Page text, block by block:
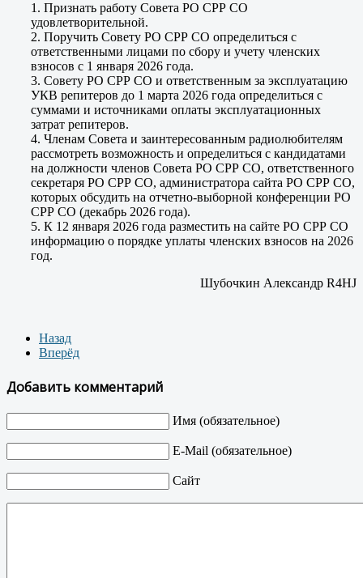
1. Признать работу Совета РО СРР СО
удовлетворительной.
2. Поручить Совету РО СРР СО определиться с
ответственными лицами по сбору и учету членских
взносов с 1 января 2026 года.
3. Совету РО СРР СО и ответственным за эксплуатацию
УКВ репитеров до 1 марта 2026 года определиться с
суммами и источниками оплаты эксплуатационных
затрат репитеров.
4. Членам Совета и заинтересованным радиолюбителям
рассмотреть возможность и определиться с кандидатами
на должности членов Совета РО СРР СО, ответственного
секретаря РО СРР СО, администратора сайта РО СРР СО,
которых обсудить на отчетно-выборной конференции РО
СРР СО (декабрь 2026 года).
5. К 12 января 2026 года разместить на сайте РО СРР СО
информацию о порядке уплаты членских взносов на 2026
год.
Шубочкин Александр R4HJ
Назад
Вперёд
Добавить комментарий
Имя (обязательное)
E-Mail (обязательное)
Сайт